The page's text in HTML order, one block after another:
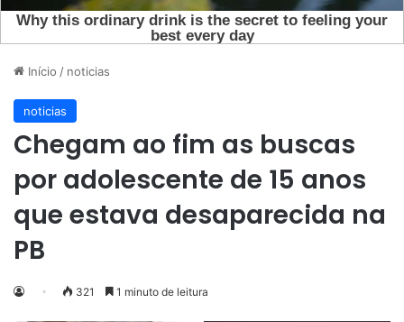
Início / noticias
noticias
Chegam ao fim as buscas
por adolescente de 15 anos
que estava desaparecida na
PB
321 1 minuto de leitura